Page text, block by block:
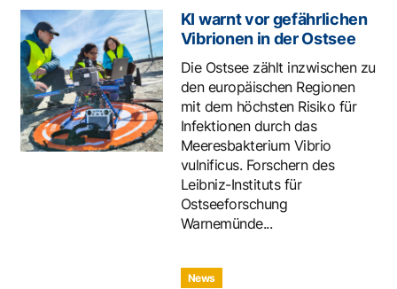
KI warnt vor gefährlichen
Vibrionen in der Ostsee
Die Ostsee zählt inzwischen zu
den europäischen Regionen
mit dem höchsten Risiko für
Infektionen durch das
Meeresbakterium Vibrio
vulnificus. Forschern des
Leibniz-Instituts für
Ostseeforschung
Warnemünde...
News